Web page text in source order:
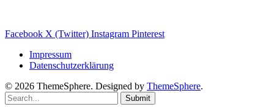
Facebook X (Twitter) Instagram Pinterest
Impressum
Datenschutzerklärung
© 2026 ThemeSphere. Designed by ThemeSphere.
Submit